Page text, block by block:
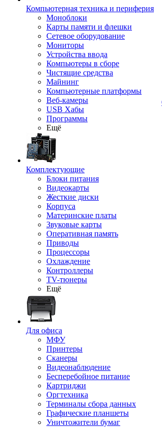
Компьютерная техника и периферия
Моноблоки
Карты памяти и флешки
Сетевое оборудование
Мониторы
Устройства ввода
Компьютеры в сборе
Чистящие средства
Майнинг
Компьютерные платформы
Веб-камеры
USB Хабы
Программы
Ещё
Комплектующие
Блоки питания
Видеокарты
Жесткие диски
Корпуса
Материнские платы
Звуковые карты
Оперативная память
Приводы
Процессоры
Охлаждение
Контроллеры
TV-тюнеры
Ещё
Для офиса
МФУ
Принтеры
Сканеры
Видеонаблюдение
Бесперебойное питание
Картриджи
Оргтехника
Терминалы сбора данных
Графические планшеты
Уничтожители бумаг